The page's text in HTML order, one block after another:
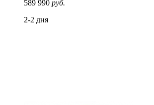
589 990 руб.
2-2 дня